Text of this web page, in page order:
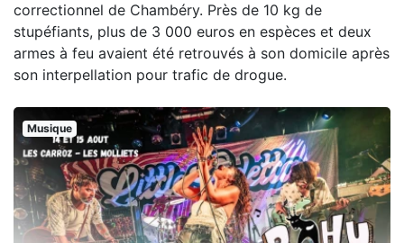
correctionnel de Chambéry. Près de 10 kg de
stupéfiants, plus de 3 000 euros en espèces et deux
armes à feu avaient été retrouvés à son domicile après
son interpellation pour trafic de drogue.
Musique